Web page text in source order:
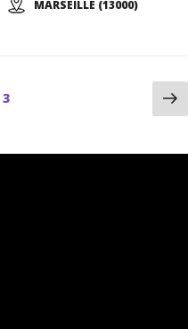
MARSEILLE (13000)
3